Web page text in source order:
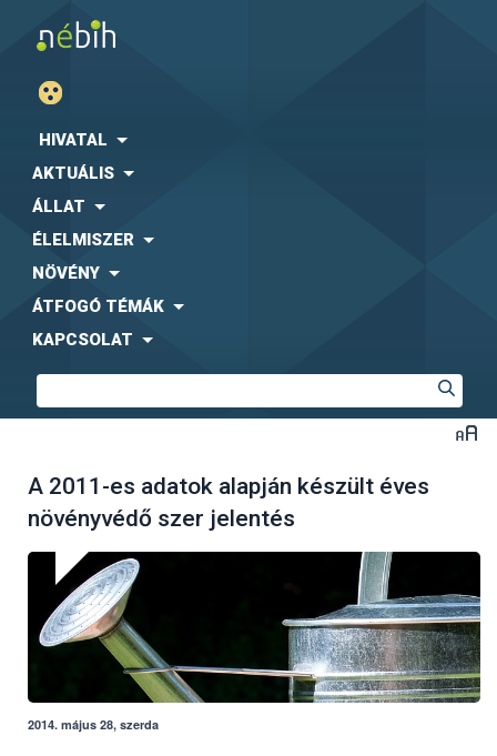
HIVATAL
AKTUÁLIS
ÁLLAT
ÉLELMISZER
NÖVÉNY
ÁTFOGÓ TÉMÁK
KAPCSOLAT
A 2011-es adatok alapján készült éves
növényvédő szer jelentés
2014. május 28, szerda